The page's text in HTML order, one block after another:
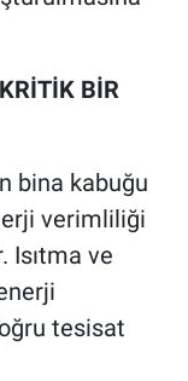
BİR
bina kabuğu
verimliliği
Isıtma ve
tesisat